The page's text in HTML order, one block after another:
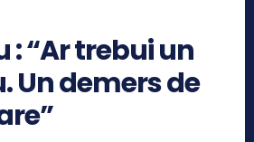
: “Ar trebui un
Un demers de